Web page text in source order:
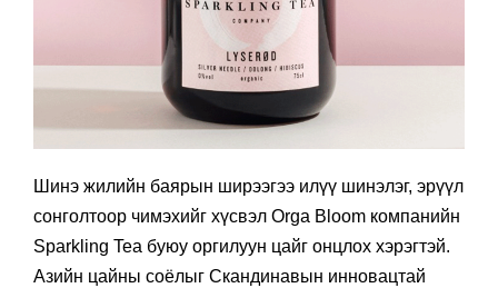
Шинэ жилийн баярын ширээгээ илүү шинэлэг, эрүүл
сонголтоор чимэхийг хүсвэл Orga Bloom компанийн
Sparkling Tea буюу оргилуун цайг онцлох хэрэгтэй.
Азийн цайны соёлыг Скандинавын инновацтай